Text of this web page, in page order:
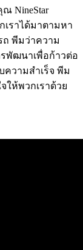
NineStar
เราได้มาตามหา
ถ พีมว่าความ
พัฒนาเพื่อก้าวต่อ
วามสำเร็จ พีม
ห้พวกเราด้วย